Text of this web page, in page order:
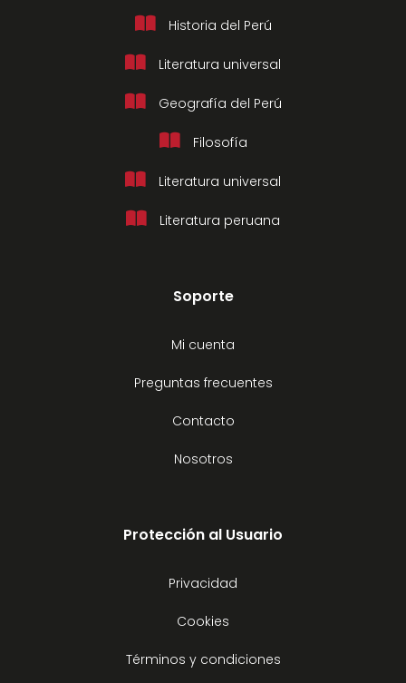
Historia del Perú
Literatura universal
Geografía del Perú
Filosofía
Literatura universal
Literatura peruana
Soporte
Mi cuenta
Preguntas frecuentes
Contacto
Nosotros
Protección al Usuario
Privacidad
Cookies
Términos y condiciones